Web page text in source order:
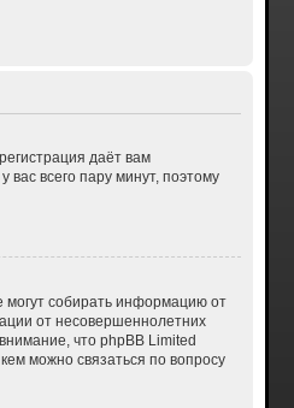
даёт вам
всего пару минут, поэтому
могут собирать информацию от
от несовершеннолетних
что phpBB Limited
можно связаться по вопросу